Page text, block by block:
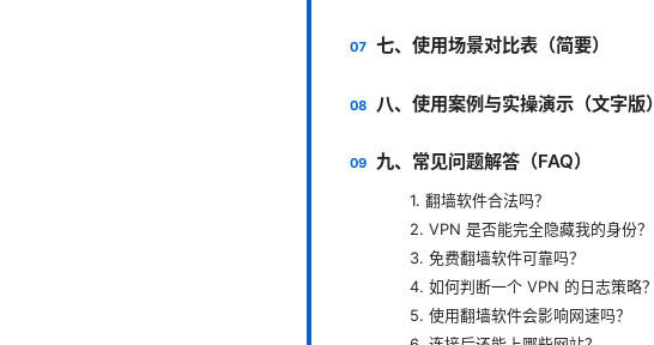
七、使用场景对比表（简要）
八、使用案例与实操演示（文字版）
九、常见问题解答（FAQ）
1. 翻墙软件合法吗？
2. VPN 是否能完全隐藏我的身份？
3. 免费翻墙软件可靠吗？
4. 如何判断一个 VPN 的日志策略？
5. 使用翻墙软件会影响网速吗？